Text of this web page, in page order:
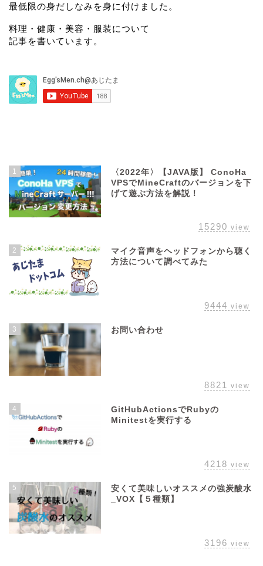
最低限の身だしなみを身に付けました。
料理・健康・美容・服装について
記事を書いています。
1
〈2022年〉【JAVA版】 ConoHa
VPSでMineCraftのバージョンを下
げて遊ぶ方法を解説！
15290 view
2
マイク音声をヘッドフォンから聴く
方法について調べてみた
9444 view
3 お問い合わせ
8821 view
4
GitHubActionsでRubyの
Minitestを実行する
4218 view
5
安くて美味しいオススメの強炭酸水
_VOX【５種類】
3196 view